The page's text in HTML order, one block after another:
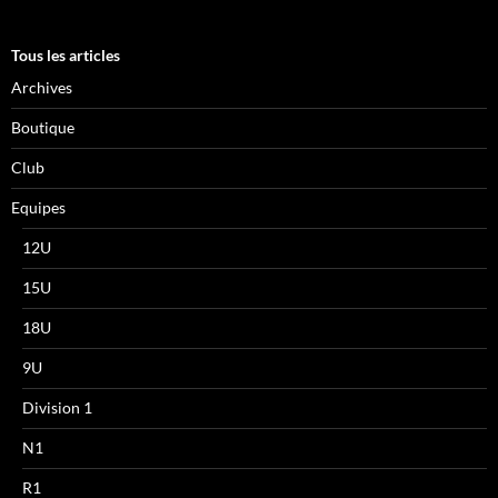
Tous les articles
Archives
Boutique
Club
Equipes
12U
15U
18U
9U
Division 1
N1
R1